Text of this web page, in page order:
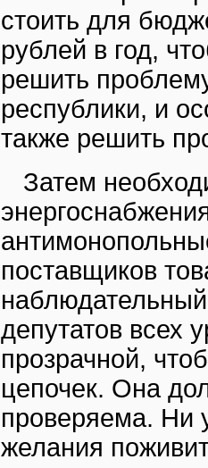
стоить для
рублей в год,
решить
республики, и
также решить
Затем
поставщиков
депутатов всех
прозрачной,
цепочек. Она
проверяема. Ни
желания